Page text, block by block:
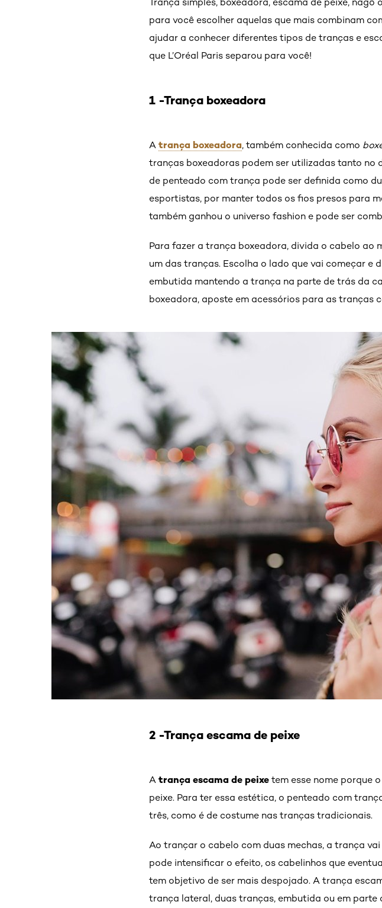
para você escolher aquelas que mais combinam
ajudar a conhecer diferentes tipos de tranças e
que L’Oréal Paris separou para você!
1 -Trança boxeadora
A trança boxeadora, também conhecida como
tranças boxeadoras podem ser utilizadas tanto no
de penteado com trança pode ser definida como
esportistas, por manter todos os fios presos para
também ganhou o universo fashion e pode ser
Para fazer a trança boxeadora, divida o cabelo
um das tranças. Escolha o lado que vai começar
embutida mantendo a trança na parte de trás da
boxeadora, aposte em acessórios para as tranças
2 -Trança escama de peixe
A trança escama de peixe tem esse nome porque
peixe. Para ter essa estética, o penteado com
três, como é de costume nas tranças tradicionais.
Ao trançar o cabelo com duas mechas, a trança
pode intensificar o efeito, os cabelinhos que
tem objetivo de ser mais despojado. A trança
trança lateral, duas tranças, embutida ou em